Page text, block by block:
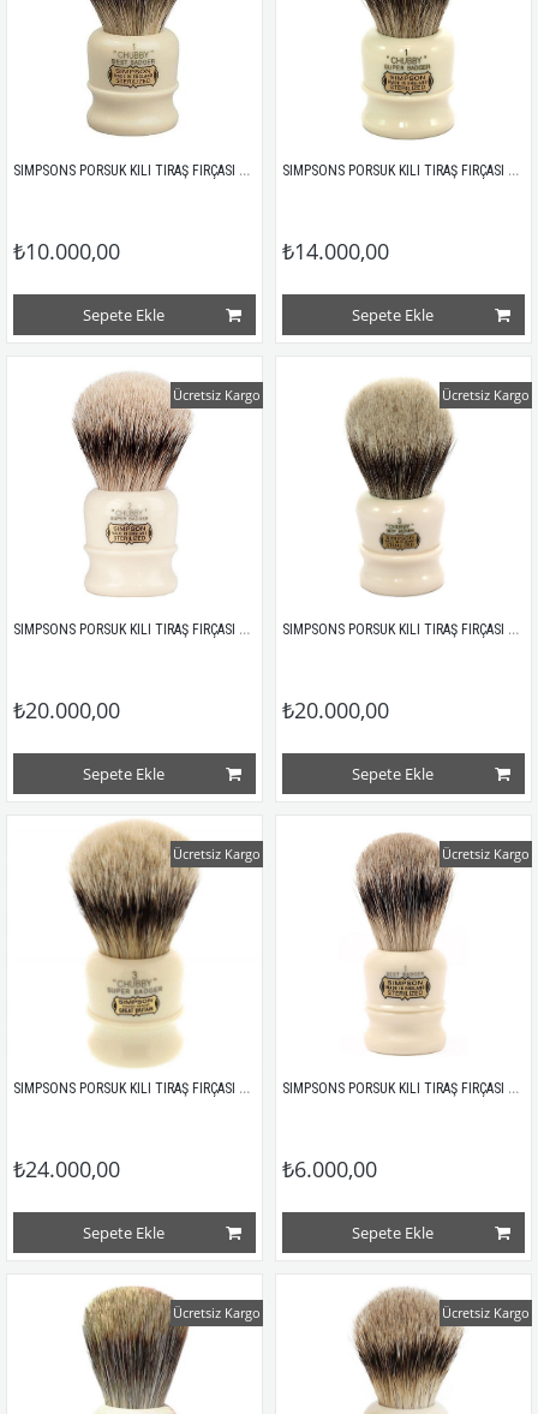
SIMPSONS PORSUK KILI TIRAŞ FIRÇASI CHUBBY 1 BEST 85MM
₺10.000,00
Sepete Ekle
SIMPSONS PORSUK KILI TIRAŞ FIRÇASI CHUBBY 1 SUPER 85MM
₺14.000,00
Sepete Ekle
SIMPSONS PORSUK KILI TIRAŞ FIRÇASI CHUBBY 2 SUPER
₺20.000,00
Sepete Ekle
Ücretsiz Kargo
SIMPSONS PORSUK KILI TIRAŞ FIRÇASI CHUBBY 3 BEST 105MM
₺20.000,00
Sepete Ekle
Ücretsiz Kargo
SIMPSONS PORSUK KILI TIRAŞ FIRÇASI CHUBBY 3 SUPER 105MM
₺24.000,00
Sepete Ekle
Ücretsiz Kargo
SIMPSONS PORSUK KILI TIRAŞ FIRÇASI DUKE 1 BEST
₺6.000,00
Sepete Ekle
Ücretsiz Kargo
Ücretsiz Kargo Ücretsiz Kargo